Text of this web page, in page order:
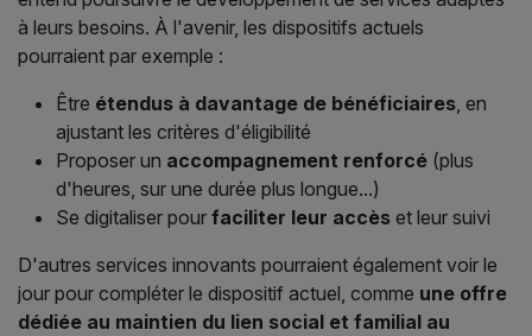
à leurs besoins. À l'avenir, les dispositifs actuels
pourraient par exemple :
Être étendus à davantage de bénéficiaires , en
ajustant les critères d'éligibilité
Proposer un accompagnement renforcé (plus
d'heures, sur une durée plus longue...)
Se digitaliser pour faciliter leur accès et leur suivi
D'autres services innovants pourraient également voir le
jour pour compléter le dispositif actuel, comme une offre
dédiée au maintien du lien social et familial au